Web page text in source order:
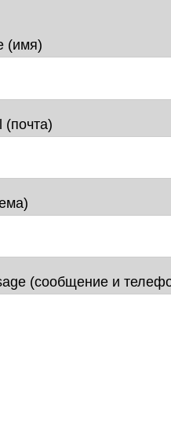
(имя)
(почта)
(сообщение и